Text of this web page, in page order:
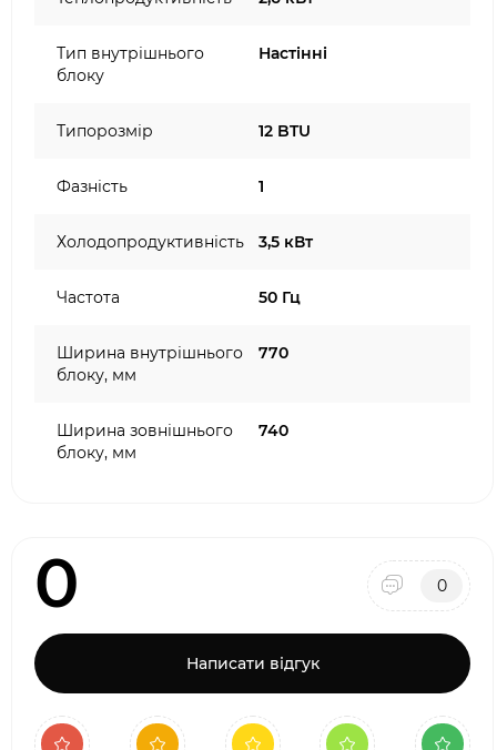
Тип внутрішнього
блоку
Настінні
Типорозмір 12 BTU
Фазність 1
Холодопродуктивність 3,5 кВт
Частота 50 Гц
Ширина внутрішнього
блоку, мм
770
Ширина зовнішнього
блоку, мм
740
0 0
Написати відгук